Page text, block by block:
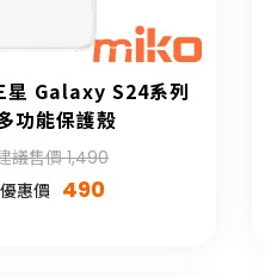
星 Galaxy S24系列
功能保護殼
議售價 1,490
惠價 490